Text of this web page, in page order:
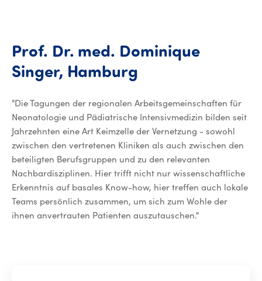
Prof. Dr. med. Dominique
Singer, Hamburg
"Die Tagungen der regionalen Arbeitsgemeinschaften für
Neonatologie und Pädiatrische Intensivmedizin bilden seit
Jahrzehnten eine Art Keimzelle der Vernetzung - sowohl
zwischen den vertretenen Kliniken als auch zwischen den
beteiligten Berufsgruppen und zu den relevanten
Nachbardisziplinen. Hier trifft nicht nur wissenschaftliche
Erkenntnis auf basales Know-how, hier treffen auch lokale
Teams persönlich zusammen, um sich zum Wohle der
ihnen anvertrauten Patienten auszutauschen."